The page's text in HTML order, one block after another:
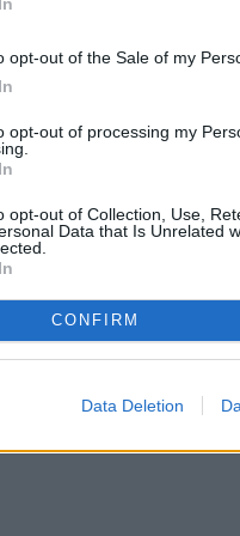
opt-out of the Sale of my
opt-out of processing my
opt-out of Collection, Use,
Data that Is Unrelated
CONFIRM
Data Deletion
ανέφερε: «Η
αλάτι, 100
γραμμάρια